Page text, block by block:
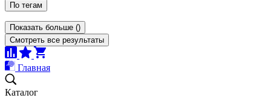
По тегам
Показать больше ()
Смотреть все результаты
Главная
Каталог